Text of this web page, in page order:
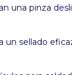
una pinza
un sellado